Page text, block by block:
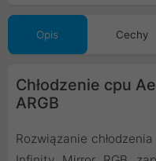
Opis Cechy
Chłodzenie cpu
ARGB
Rozwiązanie